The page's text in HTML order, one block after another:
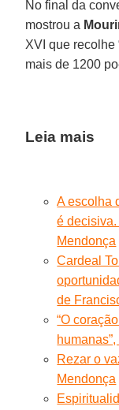
No final da
mostrou a
XVI que recolhe
mais de 1200
Leia mais
A escolha
é
Mendonça
Cardeal
de
“O
Rezar o
Mendonça